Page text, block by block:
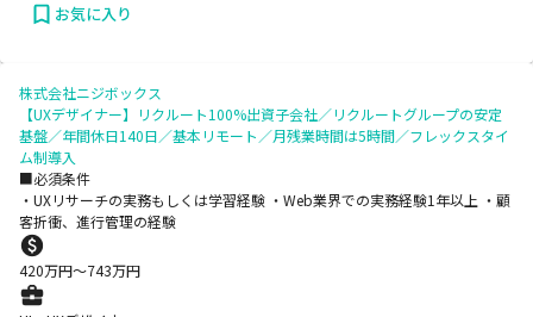
お気に入り
株式会社ニジボックス
【UXデザイナー】リクルート100%出資子会社／リクルートグループの安定
基盤／年間休日140日／基本リモート／月残業時間は5時間／フレックスタイ
ム制導入
■必須条件
・UXリサーチの実務もしくは学習経験 ・Web業界での実務経験1年以上 ・顧
客折衝、進行管理の経験
420万円〜743万円